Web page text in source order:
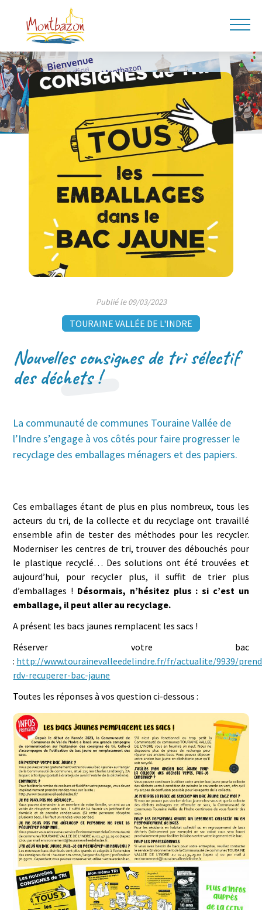
Publié le 09/03/2023
TOURAINE VALLÉE DE L'INDRE
Nouvelles consignes de tri sélectif
des déchets !
La communauté de communes Touraine Vallée de
l’Indre s’engage à vos côtés pour faire progresser le
recyclage des emballages ménagers et des papiers.
Ces emballages étant de plus en plus nombreux, tous les
acteurs du tri, de la collecte et du recyclage ont travaillé
ensemble afin de tester des méthodes pour les recycler.
Moderniser les centres de tri, trouver des débouchés pour
le plastique recyclé… Des solutions ont été trouvées et
aujourd’hui, pour recycler plus, il suffit de trier plus
d’emballages ! Désormais, n’hésitez plus : si c’est un
emballage, il peut aller au recyclage.
A présent les bacs jaunes remplacent les sacs !
Réserver votre bac
: http://www.tourainevalleedelindre.fr/fr/actualite/9939/
rdv-recuperer-bac-jaune
Toutes les réponses à vos question ci-dessous :